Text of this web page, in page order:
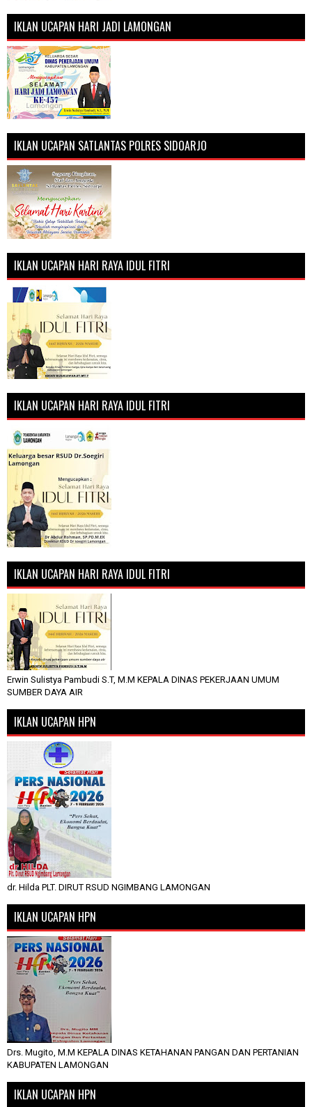
IKLAN UCAPAN HARI JADI LAMONGAN
IKLAN UCAPAN SATLANTAS POLRES SIDOARJO
IKLAN UCAPAN HARI RAYA IDUL FITRI
IKLAN UCAPAN HARI RAYA IDUL FITRI
IKLAN UCAPAN HARI RAYA IDUL FITRI
Erwin Sulistya Pambudi S.T, M.M KEPALA DINAS PEKERJAAN UMUM
SUMBER DAYA AIR
IKLAN UCAPAN HPN
dr. Hilda PLT. DIRUT RSUD NGIMBANG LAMONGAN
IKLAN UCAPAN HPN
Drs. Mugito, M.M KEPALA DINAS KETAHANAN PANGAN DAN PERTANIAN
KABUPATEN LAMONGAN
IKLAN UCAPAN HPN